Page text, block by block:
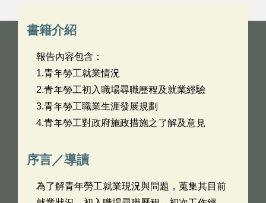
書籍介紹
報告內容包含：
1.青年勞工就業情況
2.青年勞工初入職場尋職歷程及就業經驗
3.青年勞工職業生涯發展規劃
4.青年勞工對政府施政措施之了解及意見
序言／導讀
為了解青年勞工就業現況與問題，蒐集其目前